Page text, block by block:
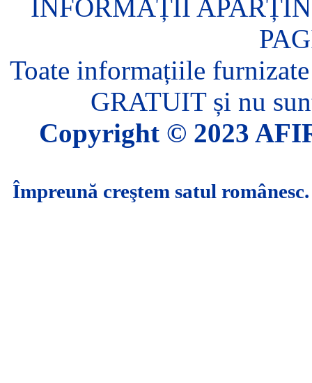
INFORMAȚII
Toate informațiile
GRATUIT și nu
Copyright © 2023
Împreună creştem satul românesc.